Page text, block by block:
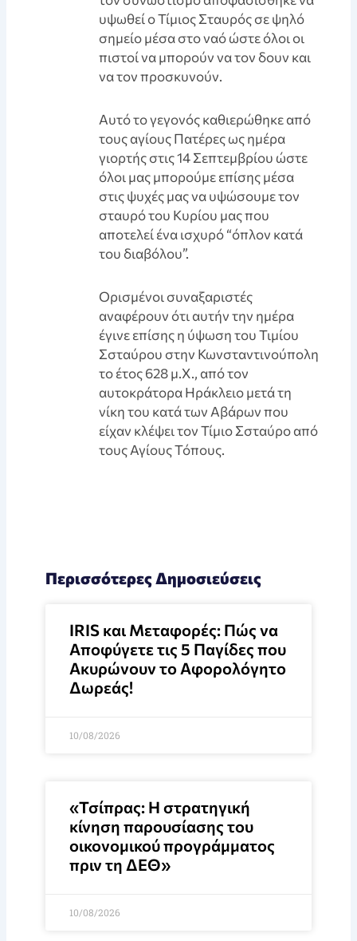
υψωθεί ο Τίμιος Σταυρός σε ψηλό
σημείο μέσα στο ναό ώστε όλοι οι
πιστοί να μπορούν να τον δουν και
να τον προσκυνούν.
Aυτό το γεγονός καθιερώθηκε από
τους αγίους Πατέρες ως ημέρα
γιορτής στις 14 Σεπτεμβρίου ώστε
όλοι μας μπορούμε επίσης μέσα
στις ψυχές μας να υψώσουμε τον
σταυρό του Κυρίου μας που
αποτελεί ένα ισχυρό “όπλον κατά
του διαβόλου”.
Ορισμένοι συναξαριστές
αναφέρουν ότι αυτήν την ημέρα
έγινε επίσης η ύψωση του Τιμίου
Σσταύρου στην Κωνσταντινούπολη
το έτος 628 μ.Χ., από τον
αυτοκράτορα Ηράκλειο μετά τη
νίκη του κατά των Αβάρων που
είχαν κλέψει τον Τίμιο Σσταύρο από
τους Αγίους Τόπους.
Περισσότερες Δημοσιεύσεις
IRIS και Μεταφορές: Πώς να
Αποφύγετε τις 5 Παγίδες που
Ακυρώνουν το Αφορολόγητο
Δωρεάς!
10/08/2026
«Τσίπρας: Η στρατηγική
κίνηση παρουσίασης του
οικονομικού προγράμματος
πριν τη ΔΕΘ»
10/08/2026